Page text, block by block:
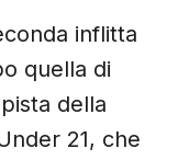
inflitta
quella di
della
21, che